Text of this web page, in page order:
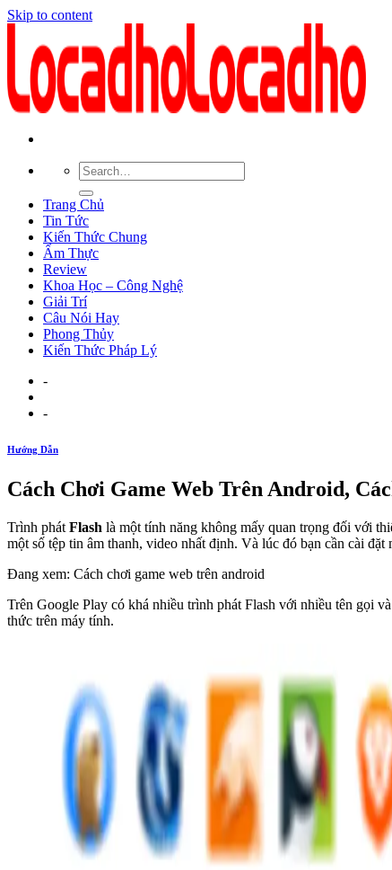
Skip to content
Trang Chủ
Tin Tức
Kiến Thức Chung
Ẩm Thực
Review
Khoa Học – Công Nghệ
Giải Trí
Câu Nói Hay
Phong Thủy
Kiến Thức Pháp Lý
-
-
Hướng Dẫn
Cách Chơi Game Web Trên Android,
Trình phát Flash là một tính năng không mấy quan trọng đối với
một số tệp tin âm thanh, video nhất định. Và lúc đó bạn cần cài
Đang xem: Cách chơi game web trên android
Trên Google Play có khá nhiều trình phát Flash với nhiều tên gọi
thức trên máy tính.